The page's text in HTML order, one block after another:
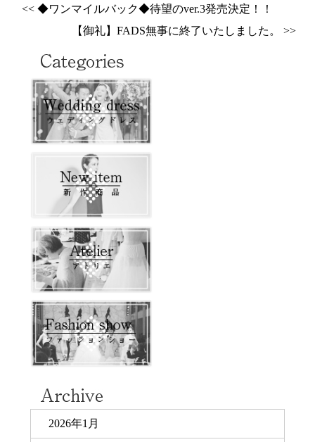
<< ◆ワンマイルバック◆待望のver.3発売決定！！
【御礼】FADS無事に終了いたしました。 >>
2026年1月